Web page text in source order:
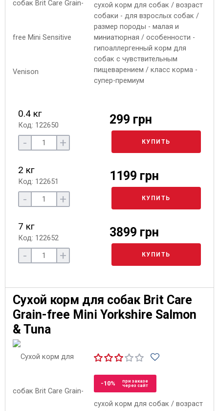
сухой корм для собак / возраст
собаки - для взрослых собак /
размер породы - малая и
миниатюрная / особенности -
гипоаллергенный корм для
собак с чувствительным
пищеварением / класс корма -
супер-премиум
0.4 кг
Код: 122650 299 грн
- + КУПИТЬ
2 кг
Код: 122651 1199 грн
- + КУПИТЬ
7 кг
Код: 122652 3899 грн
- + КУПИТЬ
Сухой корм для собак Brit Care
Grain-free Mini Yorkshire Salmon
& Tuna
-10%
при заказе
через сайт
сухой корм для собак / возраст